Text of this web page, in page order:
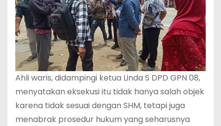
Ahli waris, didampingi ketua Linda S DPD GPN 08,
menyatakan eksekusi itu tidak hanya salah objek
karena tidak sesuai dengan SHM, tetapi juga
menabrak prosedur hukum yang seharusnya